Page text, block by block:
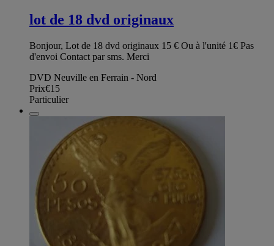
lot de 18 dvd originaux
Bonjour, Lot de 18 dvd originaux 15 € Ou à l'unité 1€ Pas
d'envoi Contact par sms. Merci
DVD Neuville en Ferrain - Nord
Prix€15
Particulier